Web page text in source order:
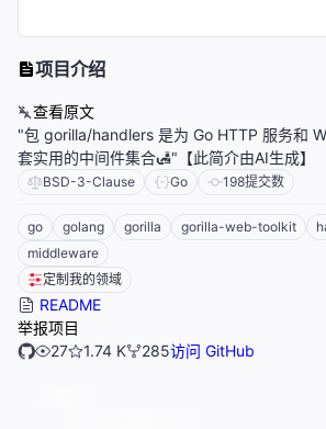
项目介绍
查看原文
"包 gorilla/handlers 是为 Go HTTP 服务和
套实用的中间件集合🛃"【此简介由AI生成】
BSD-3-Clause Go 198提交数
go golang gorilla gorilla-web-toolkit
middleware
定制我的领域
README
举报项目
27
1.74 K 285访问 GitHub